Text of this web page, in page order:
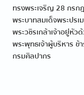
ทรงพระเจริญ 28 กรก
พระบาทสมเด็จพระปร
พระวชิรเกล้าเจ้าอยู่หัว
พระพุทธเจ้าผู้บริหาร ข้
กรมศิลปากร